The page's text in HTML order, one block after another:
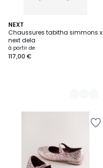
NEXT
Chaussures tabitha simmons x
next dela
à partir de
117,00 €
2
Couleurs